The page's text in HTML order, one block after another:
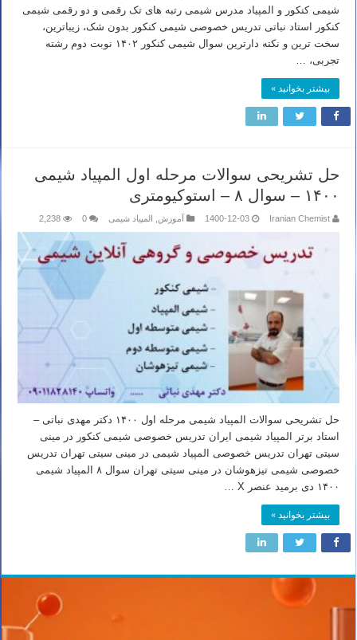
شیمی کنکور و المپیاد مدرس شیمی رتبه های تک رقمی و دو رقمی شیمی
کنکور استاد نباتی تدریس خصوصی شیمی کنکور بدون شک، زیباترین،
سخت ترین و نکته دارترین سوال شیمی کنکور ۱۴۰۲ نوبت دوم رشته
تجربی، …
بیشتر بخوانید »
حل تشریحی سوالات مرحله اول المپیاد شیمی
۱۴۰۰ – سوال ۸ – استوکیومتری
Iranian Chemist
1400-12-03 آموزش المپیاد شیمی 0
2,238
حل تشریحی سوالات المپیاد شیمی مرحله اول ۱۴۰۰ دکتر مهدی نباتی –
استاد برتر المپیاد شیمی ایران تدریس خصوصی شیمی کنکور در مینی
سیتی تهران تدریس خصوصی المپیاد شیمی در مینی سیتی تهران تدریس
خصوصی شیمی تیزهوشان در مینی سیتی تهران سوال ۸ المپیاد شیمی
۱۴۰۰ دی برمید عنصر X …
بیشتر بخوانید »